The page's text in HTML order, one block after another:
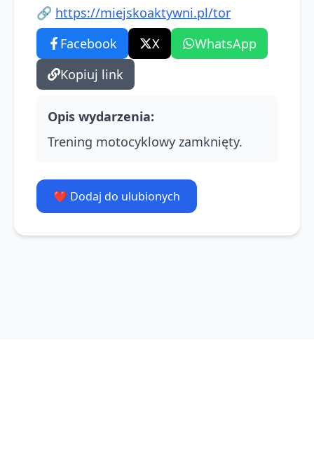
🔗 https://miejskoaktywni.pl/tor
Facebook
X
WhatsApp
Kopiuj link
Opis wydarzenia:
Trening motocyklowy zamknięty.
❤️ Dodaj do ulubionych